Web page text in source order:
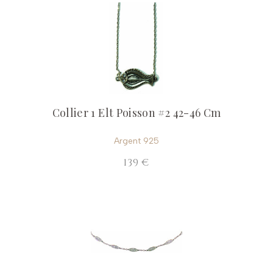
Collier 1 Elt Poisson #2 42-46 Cm
Argent 925
139 €